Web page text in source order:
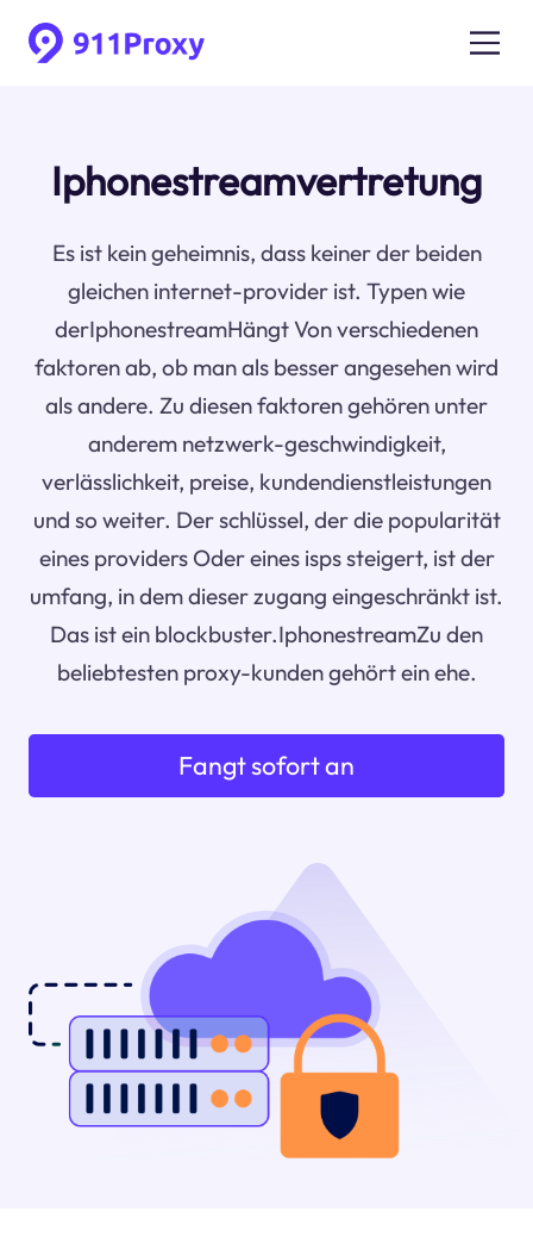
Iphonestreamvertretung
Es ist kein geheimnis, dass keiner der beiden
gleichen internet-provider ist. Typen wie
derIphonestreamHängt Von verschiedenen
faktoren ab, ob man als besser angesehen wird
als andere. Zu diesen faktoren gehören unter
anderem netzwerk-geschwindigkeit,
verlässlichkeit, preise, kundendienstleistungen
und so weiter. Der schlüssel, der die popularität
eines providers Oder eines isps steigert, ist der
umfang, in dem dieser zugang eingeschränkt ist.
Das ist ein blockbuster.IphonestreamZu den
beliebtesten proxy-kunden gehört ein ehe.
Fangt sofort an